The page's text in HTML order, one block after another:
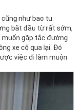
như bao tu
bắt đầu từ rất sớm,
muốn gặp tắc đường
xe cộ qua lại. Đó
việc đi làm muộn